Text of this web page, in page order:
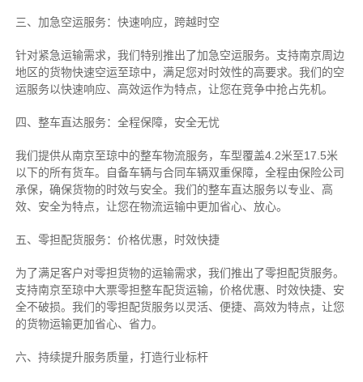
三、加急空运服务：快速响应，跨越时空
针对紧急运输需求，我们特别推出了加急空运服务。支持南京周边
地区的货物快速空运至琼中，满足您对时效性的高要求。我们的空
运服务以快速响应、高效运作为特点，让您在竞争中抢占先机。
四、整车直达服务：全程保障，安全无忧
我们提供从南京至琼中的整车物流服务，车型覆盖4.2米至17.5米
以下的所有货车。自备车辆与合同车辆双重保障，全程由保险公司
承保，确保货物的时效与安全。我们的整车直达服务以专业、高
效、安全为特点，让您在物流运输中更加省心、放心。
五、零担配货服务：价格优惠，时效快捷
为了满足客户对零担货物的运输需求，我们推出了零担配货服务。
支持南京至琼中大票零担整车配货运输，价格优惠、时效快捷、安
全不破损。我们的零担配货服务以灵活、便捷、高效为特点，让您
的货物运输更加省心、省力。
六、持续提升服务质量，打造行业标杆